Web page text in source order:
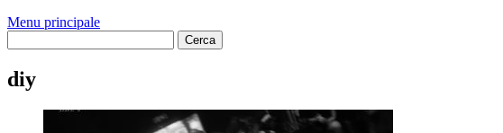
Menu principale
diy